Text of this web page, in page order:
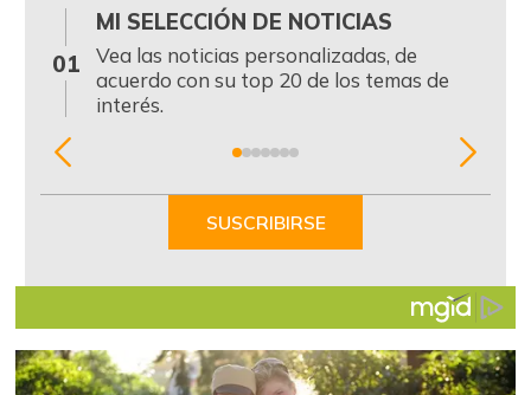
01
MI SELECCIÓN DE NOTICIAS
Vea las noticias personalizadas, de
acuerdo con su top 20 de los temas de
interés.
Item
SUSCRIBIRSE